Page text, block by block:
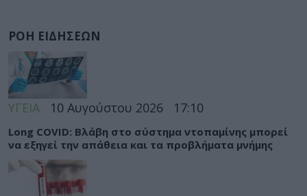
ΡΟΗ ΕΙΔΗΣΕΩΝ
ΥΓΕΙΑ 10 Αυγούστου 2026 17:10
Long COVID: Βλάβη στο σύστημα ντοπαμίνης μπορεί
να εξηγεί την απάθεια και τα προβλήματα μνήμης